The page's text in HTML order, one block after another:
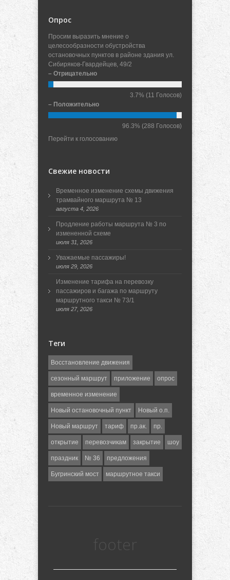
Опрос
Просим выразить мнение о
целесообразности обустройства
остановочных пунктов в районе здания ул.
Сибиряков-Гвардейцев, 49/2
– Отрицательно
3.7% (11 Голосов)
– Положительно
96.3% (288 Голосов)
Перейти к голосованию
Свежие новости
Временное изменение схемы движения
трамвайного маршрута № 13
августа 4, 2026
Продление работы маршрута № 3 по
измененной схеме
июля 31, 2026
Уважаемые пассажиры!
июля 29, 2026
Изменение тарифа на перевозку
пассажиров и багажа по маршруту
маршрутного такси № 73/1
июля 27, 2026
Теги
Восстановление движения
сезонный маршрут приложение опрос
временное изменение
Новый остановочный пункт Новый о.п.
Новый маршрут тариф пр.ак. пр.
открытие перевозчикам закрытие шоу
праздник № 36 предложения
Бугринский мост маршрутное такси
footer